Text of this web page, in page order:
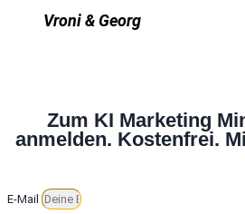
Vroni & Georg
Zum KI Marketing
anmelden. Kostenfrei.
E-Mail